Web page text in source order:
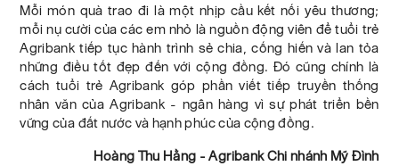
Mỗi món quà trao đi là một nhịp cầu kết nối yêu thương;
mỗi nụ cười của các em nhỏ là nguồn động viên để tuổi trẻ
Agribank tiếp tục hành trình sẻ chia, cống hiến và lan tỏa
những điều tốt đẹp đến với cộng đồng. Đó cũng chính là
cách tuổi trẻ Agribank góp phần viết tiếp truyền thống
nhân văn của Agribank - ngân hàng vì sự phát triển bền
vững của đất nước và hạnh phúc của cộng đồng.
Hoàng Thu Hằng - Agribank Chi nhánh Mỹ Đình